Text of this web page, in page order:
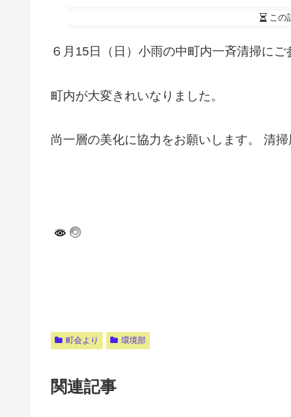
この
６月15日（日）小雨の中町内一斉清掃に
町内が大変きれいなりました。
尚一層の美化に協力をお願いします。 清
町会より 環境部
関連記事